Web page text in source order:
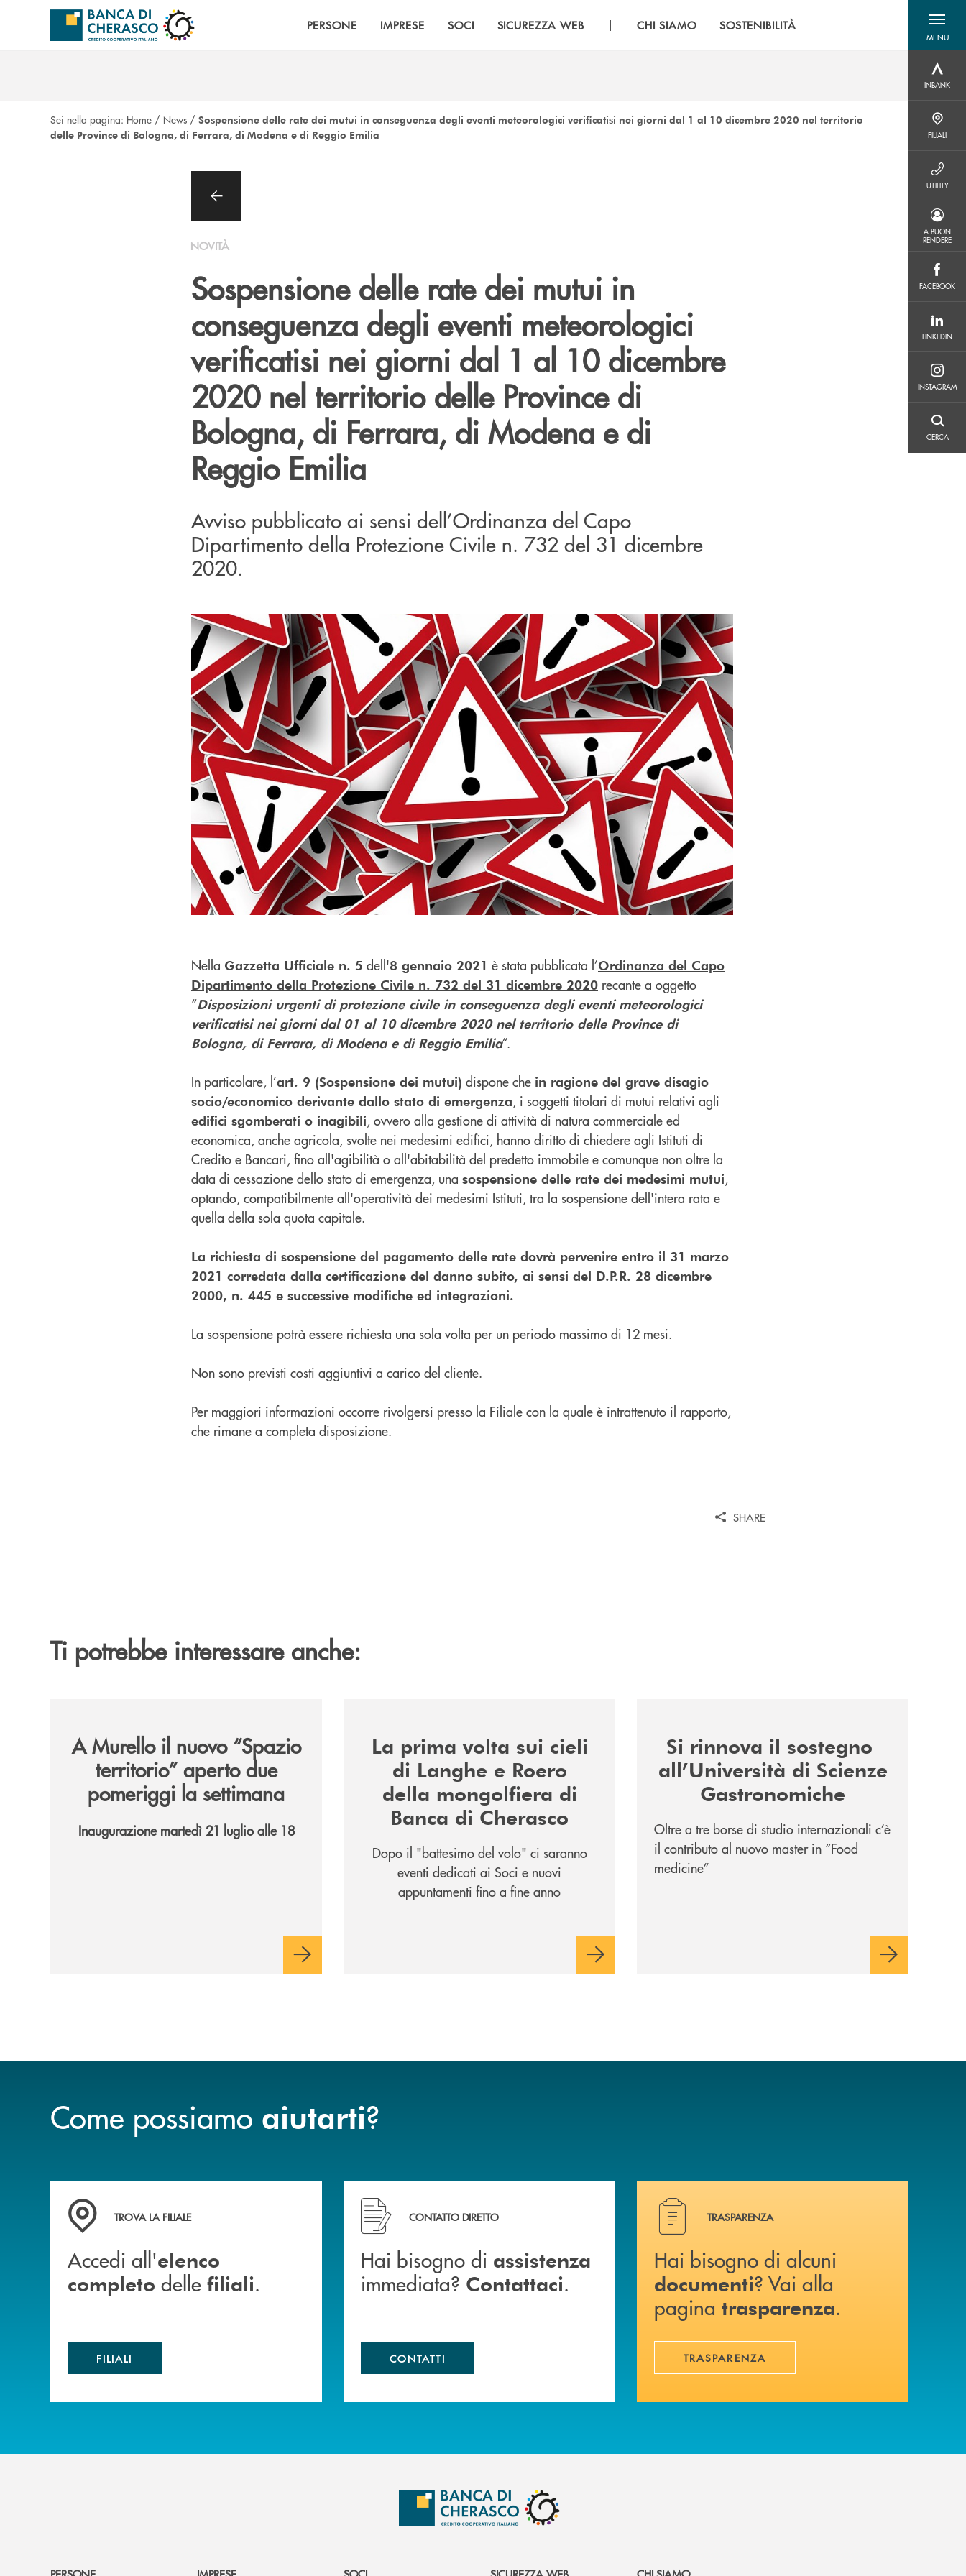
Salta al contenuto principale
PERSONE IMPRESE SOCI SICUREZZA WEB | CHI SIAMO SOSTENIBILITÀ
MENU
menu
INBANK
FILIALI
FILIALI
UTILITY
A BUON
RENDERE
FACEBOOK
LINKEDIN
INSTAGRAM
CERCA
Sei nella pagina: Home / News / Sospensione delle rate dei mutui in conseguenza degli eventi meteorologici verificatisi nei giorni dal 1 al 10 dicembre 2020 nel territorio
delle Province di Bologna, di Ferrara, di Modena e di Reggio Emilia
NOVITÀ
Sospensione delle rate dei mutui in
conseguenza degli eventi meteorologici
verificatisi nei giorni dal 1 al 10 dicembre
2020 nel territorio delle Province di
Bologna, di Ferrara, di Modena e di
Reggio Emilia
Avviso pubblicato ai sensi dell’Ordinanza del Capo
Dipartimento della Protezione Civile n. 732 del 31 dicembre
2020.
Nella Gazzetta Ufficiale n. 5 dell'8 gennaio 2021 è stata pubblicata l’Ordinanza del Capo
Dipartimento della Protezione Civile n. 732 del 31 dicembre 2020 recante a oggetto
“Disposizioni urgenti di protezione civile in conseguenza degli eventi meteorologici
verificatisi nei giorni dal 01 al 10 dicembre 2020 nel territorio delle Province di
Bologna, di Ferrara, di Modena e di Reggio Emilia”.
In particolare, l’art. 9 (Sospensione dei mutui) dispone che in ragione del grave disagio
socio/economico derivante dallo stato di emergenza, i soggetti titolari di mutui relativi agli
edifici sgomberati o inagibili, ovvero alla gestione di attività di natura commerciale ed
economica, anche agricola, svolte nei medesimi edifici, hanno diritto di chiedere agli Istituti di
Credito e Bancari, fino all'agibilità o all'abitabilità del predetto immobile e comunque non oltre la
data di cessazione dello stato di emergenza, una sospensione delle rate dei medesimi mutui,
optando, compatibilmente all'operatività dei medesimi Istituti, tra la sospensione dell'intera rata e
quella della sola quota capitale.
La richiesta di sospensione del pagamento delle rate dovrà pervenire entro il 31 marzo
2021 corredata dalla certificazione del danno subito, ai sensi del D.P.R. 28 dicembre
2000, n. 445 e successive modifiche ed integrazioni.
La sospensione potrà essere richiesta una sola volta per un periodo massimo di 12 mesi.
Non sono previsti costi aggiuntivi a carico del cliente.
Per maggiori informazioni occorre rivolgersi presso la Filiale con la quale è intrattenuto il rapporto,
che rimane a completa disposizione.
SHARE
Ti potrebbe interessare anche:
A Murello il nuovo “Spazio
territorio” aperto due
pomeriggi la settimana
Inaugurazione martedì 21 luglio alle 18
La prima volta sui cieli
di Langhe e Roero
della mongolfiera di
Banca di Cherasco
Dopo il "battesimo del volo" ci saranno
eventi dedicati ai Soci e nuovi
appuntamenti fino a fine anno
Si rinnova il sostegno
all’Università di Scienze
Gastronomiche
Oltre a tre borse di studio internazionali c’è
il contributo al nuovo master in “Food
medicine”
Come possiamo aiutarti?
Accedi all' elenco completo delle filiali .
TROVA LA FILIALE
Accedi all'elenco
completo delle filiali.
FILIALI
Hai bisogno di assistenza immediata? Contattaci .
CONTATTO DIRETTO
Hai bisogno di assistenza
immediata? Contattaci.
CONTATTI
Hai bisogno di alcuni documenti ? Vai alla pagina
TRASPARENZA
Hai bisogno di alcuni
documenti? Vai alla
pagina trasparenza.
TRASPARENZA